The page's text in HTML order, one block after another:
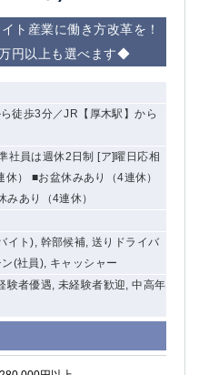
ト産業に働き方改革を！
円以上も選べます◆
徒歩3分／JR【厚木駅】から
員は週休2日制 [ア]曜日応相
） ■お盆休みあり（4連休）
みあり（4連休）
イト), 幹部候補, 送りドライバ
(社員), キャッシャー
験者優遇, 未経験者歓迎, 中高年
山